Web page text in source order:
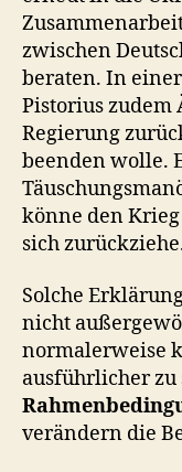
zwischen
beraten. In
Pistorius zudem
Regierung
beenden wolle.
könne den
sich
Solche
nicht
normalerweise
ausführlicher zu
verändern die